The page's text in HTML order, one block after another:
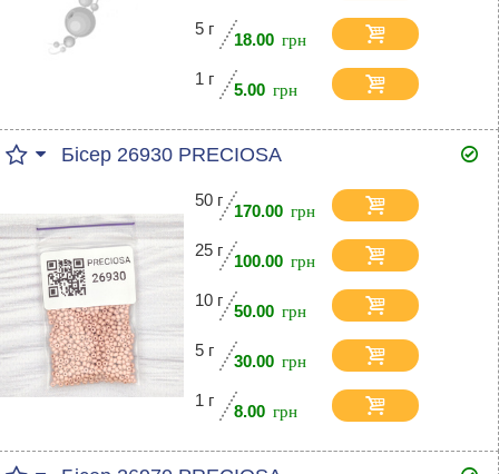
5 г
18.00
1 г
5.00
Бісер 26930 PRECIOSA
50 г
170.00
25 г
100.00
10 г
50.00
5 г
30.00
1 г
8.00